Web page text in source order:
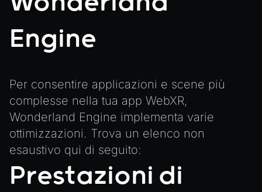
Engine
Per consentire applicazioni e scene più
complesse nella tua app WebXR,
Wonderland Engine implementa varie
ottimizzazioni. Trova un elenco non
esaustivo qui di seguito:
Prestazioni di
Plugins
CI/CD
AnimationComponent
BrokenComponent
Component
InputComponent
LightComponent
MeshComponent
ParticleEffectComponent
PhysXComponent
Create a Texture with Canvas2D
Exporting Wonderland Engine Mesh as OBJ file
How to build XR-only Components
Integrate the CrazyGames SDK
Integrate the VIVERSE Avatar SDK
Introduction to Texture Atlasses
Loading GLTF/GLB at Runtime
Rendering Simplified Chinese Characters